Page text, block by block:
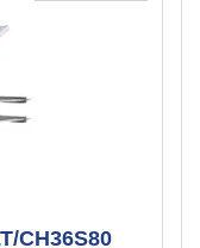
CH36S80